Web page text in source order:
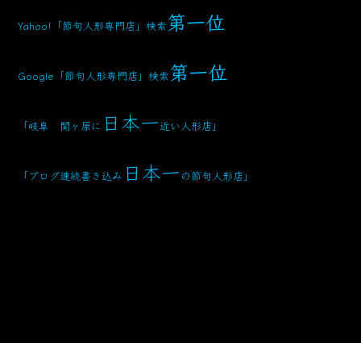
Yahoo!「節句人形専門店」検索第一位
Google「節句人形専門店」検索第一位
「岐阜 関ヶ原に 日本一近い人形店」
「ブログ連続書き込み 日本一 の節句人形店」